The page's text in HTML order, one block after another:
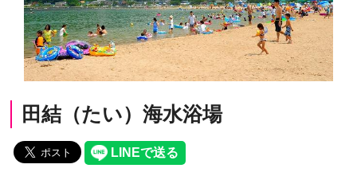
田結（たい）海水浴場